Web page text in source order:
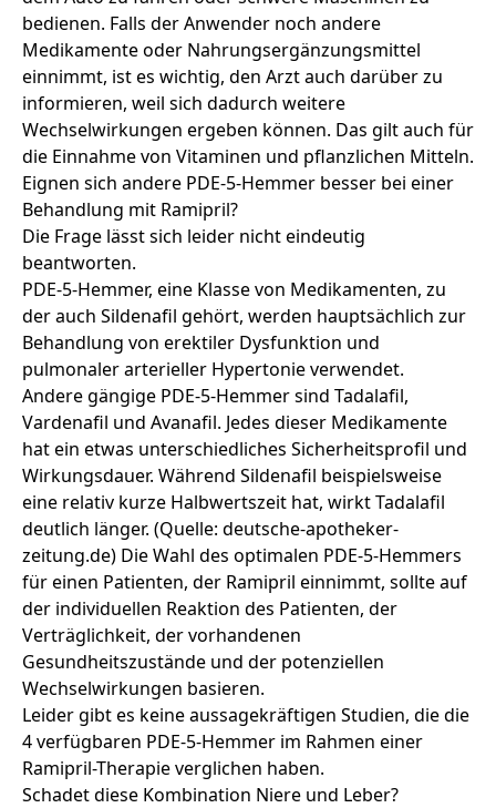
bedienen. Falls der Anwender noch andere
Medikamente oder Nahrungsergänzungsmittel
einnimmt, ist es wichtig, den Arzt auch darüber zu
informieren, weil sich dadurch weitere
Wechselwirkungen ergeben können. Das gilt auch für
die Einnahme von Vitaminen und pflanzlichen Mitteln.
Eignen sich andere PDE-5-Hemmer besser bei einer
Behandlung mit Ramipril?
Die Frage lässt sich leider nicht eindeutig
beantworten.
PDE-5-Hemmer, eine Klasse von Medikamenten, zu
der auch Sildenafil gehört, werden hauptsächlich zur
Behandlung von erektiler Dysfunktion und
pulmonaler arterieller Hypertonie verwendet.
Andere gängige PDE-5-Hemmer sind Tadalafil,
Vardenafil und Avanafil. Jedes dieser Medikamente
hat ein etwas unterschiedliches Sicherheitsprofil und
Wirkungsdauer. Während Sildenafil beispielsweise
eine relativ kurze Halbwertszeit hat, wirkt Tadalafil
deutlich länger. (Quelle: deutsche-apotheker-
zeitung.de) Die Wahl des optimalen PDE-5-Hemmers
für einen Patienten, der Ramipril einnimmt, sollte auf
der individuellen Reaktion des Patienten, der
Verträglichkeit, der vorhandenen
Gesundheitszustände und der potenziellen
Wechselwirkungen basieren.
Leider gibt es keine aussagekräftigen Studien, die die
4 verfügbaren PDE-5-Hemmer im Rahmen einer
Ramipril-Therapie verglichen haben.
Schadet diese Kombination Niere und Leber?